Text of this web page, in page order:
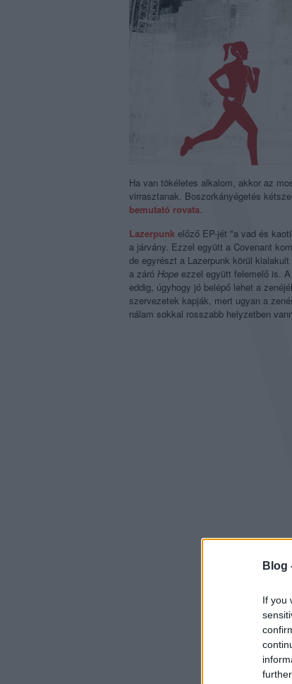
Blog
If you
Ha van tökéletes alkalom, akkor az
virrasztanak. Boszorkányégetés
bemutató rovata
Lazerpunk előző EP-jét "a vad és
a járvány. Ezzel együtt a Covenant
de egyrészt a Lazerpunk körül
a záró Hope ezzel együtt felemelő is. A
eddig, úgyhogy jó belépő lehet a
szervezetek kapják, mert ugyan a
nálam sokkal rosszabb helyzetben